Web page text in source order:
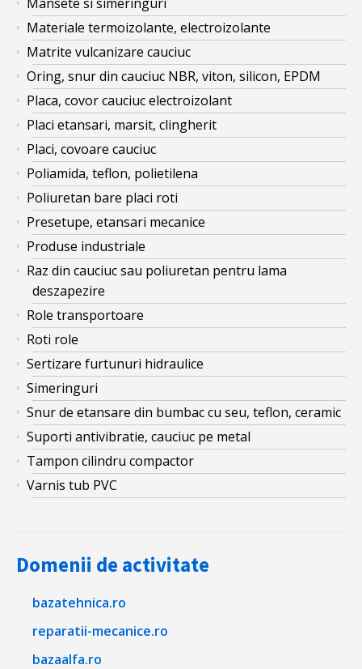
Materiale termoizolante, electroizolante
Matrite vulcanizare cauciuc
Oring, snur din cauciuc NBR, viton, silicon, EPDM
Placa, covor cauciuc electroizolant
Placi etansari, marsit, clingherit
Placi, covoare cauciuc
Poliamida, teflon, polietilena
Poliuretan bare placi roti
Presetupe, etansari mecanice
Produse industriale
Raz din cauciuc sau poliuretan pentru lama
deszapezire
Role transportoare
Roti role
Sertizare furtunuri hidraulice
Simeringuri
Snur de etansare din bumbac cu seu, teflon, ceramic
Suporti antivibratie, cauciuc pe metal
Tampon cilindru compactor
Varnis tub PVC
Domenii de activitate
bazatehnica.ro
reparatii-mecanice.ro
bazaalfa.ro